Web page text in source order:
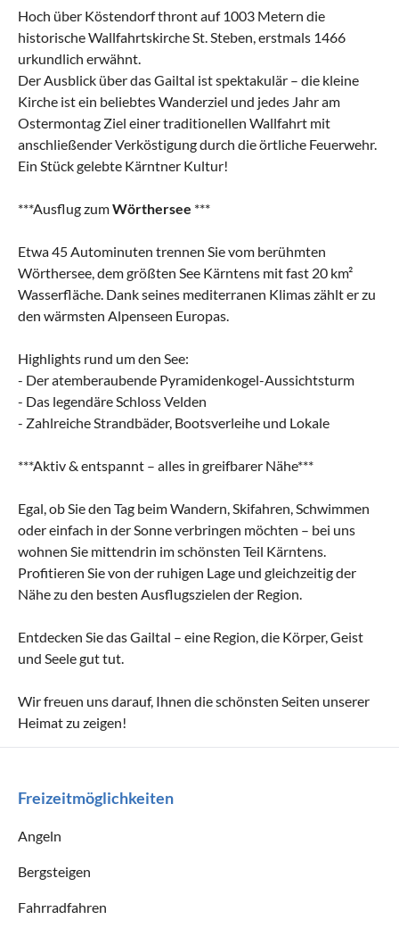
Hoch über Köstendorf thront auf 1003 Metern die
historische Wallfahrtskirche St. Steben, erstmals 1466
urkundlich erwähnt.
Der Ausblick über das Gailtal ist spektakulär – die kleine
Kirche ist ein beliebtes Wanderziel und jedes Jahr am
Ostermontag Ziel einer traditionellen Wallfahrt mit
anschließender Verköstigung durch die örtliche Feuerwehr.
Ein Stück gelebte Kärntner Kultur!
***Ausflug zumWörthersee ***
Etwa 45 Autominuten trennen Sie vom berühmten
Wörthersee, dem größten See Kärntens mit fast 20 km²
Wasserfläche. Dank seines mediterranen Klimas zählt er zu
den wärmsten Alpenseen Europas.
Highlights rund um den See:
- Der atemberaubende Pyramidenkogel-Aussichtsturm
- Das legendäre Schloss Velden
- Zahlreiche Strandbäder, Bootsverleihe und Lokale
***Aktiv & entspannt – alles in greifbarer Nähe***
Egal, ob Sie den Tag beim Wandern, Skifahren, Schwimmen
oder einfach in der Sonne verbringen möchten – bei uns
wohnen Sie mittendrin im schönsten Teil Kärntens.
Profitieren Sie von der ruhigen Lage und gleichzeitig der
Nähe zu den besten Ausflugszielen der Region.
Entdecken Sie das Gailtal – eine Region, die Körper, Geist
und Seele gut tut.
Wir freuen uns darauf, Ihnen die schönsten Seiten unserer
Heimat zu zeigen!
Freizeitmöglichkeiten
Angeln
Bergsteigen
Fahrradfahren